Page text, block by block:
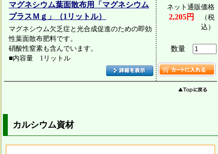
マグネシウム葉面散布用「マグネシウム
プラスＭｇ」（1リットル）
マグネシウム欠乏症と光合成促進のための即効
性葉面散布肥料です。
硝酸性窒素も含んでいます。
■内容量 1リットル
ネット通販価格
2,205円
（税
込）
数量
カルシウム資材